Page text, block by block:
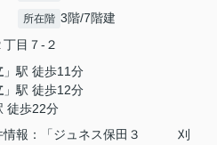
所在階 3階/7階建
丁目７-２
」駅 徒歩11分
」駅 徒歩12分
徒歩22分
情報：「ジュネス保田３ 刈